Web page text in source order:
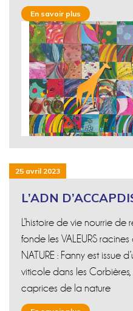
En savoir plus
L’ADN
25 avril 2023
L’histoire de vie nourrie de
fonde les VALEURS racines
NATURE : Fanny est issue
viticole dans les
caprices de la nature